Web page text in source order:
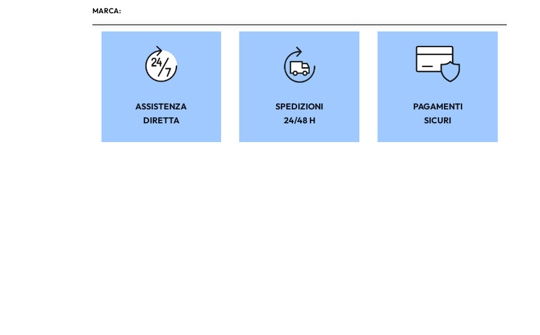
MARCA:
ASSISTENZA
DIRETTA
SPEDIZIONI
24/48 H
PAGAMENTI
SICURI